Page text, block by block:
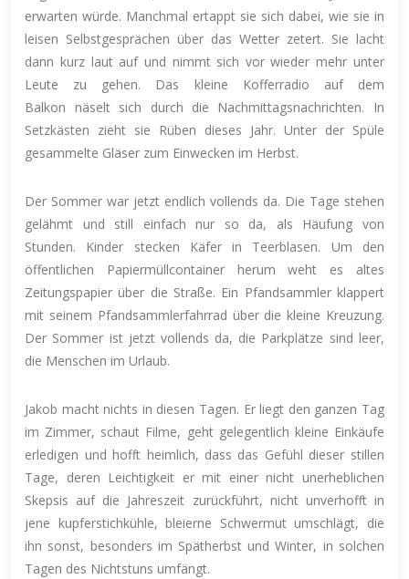
erwarten würde. Manchmal ertappt sie sich dabei, wie sie in
leisen Selbstgesprächen über das Wetter zetert. Sie lacht
dann kurz laut auf und nimmt sich vor wieder mehr unter
Leute zu gehen. Das kleine Kofferradio auf dem
Balkon näselt sich durch die Nachmittagsnachrichten. In
Setzkästen zieht sie Rüben dieses Jahr. Unter der Spüle
gesammelte Gläser zum Einwecken im Herbst.
Der Sommer war jetzt endlich vollends da. Die Tage stehen
gelähmt und still einfach nur so da, als Häufung von
Stunden. Kinder stecken Käfer in Teerblasen. Um den
öffentlichen Papiermüllcontainer herum weht es altes
Zeitungspapier über die Straße. Ein Pfandsammler klappert
mit seinem Pfandsammlerfahrrad über die kleine Kreuzung.
Der Sommer ist jetzt vollends da, die Parkplätze sind leer,
die Menschen im Urlaub.
Jakob macht nichts in diesen Tagen. Er liegt den ganzen Tag
im Zimmer, schaut Filme, geht gelegentlich kleine Einkäufe
erledigen und hofft heimlich, dass das Gefühl dieser stillen
Tage, deren Leichtigkeit er mit einer nicht unerheblichen
Skepsis auf die Jahreszeit zurückführt, nicht unverhofft in
jene kupferstichkühle, bleierne Schwermut umschlägt, die
ihn sonst, besonders im Spätherbst und Winter, in solchen
Tagen des Nichtstuns umfängt.